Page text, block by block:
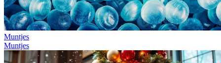
Muntjes
Muntjes